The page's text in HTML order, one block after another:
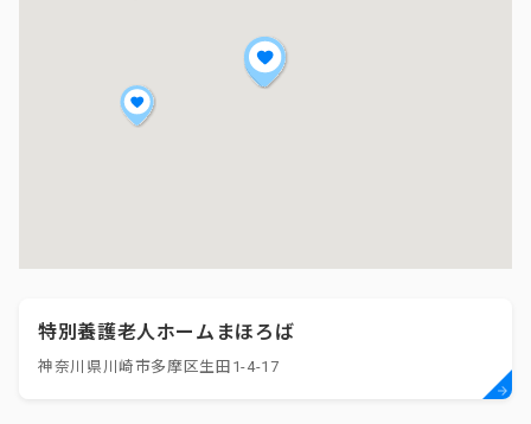
特別養護老人ホームまほろば
神奈川県川崎市多摩区生田1-4-17